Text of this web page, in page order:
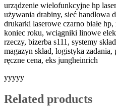
urządzenie wielofunkcyjne hp
używania drabiny, sieć handlowa
drukarki laserowe czarno białe
koniec roku, wciągniki linowe
rzeczy, bizerba s111, systemy
magazyn skład, logistyka
ręczne cena, eks jungheinrich
yyyyy
Related products